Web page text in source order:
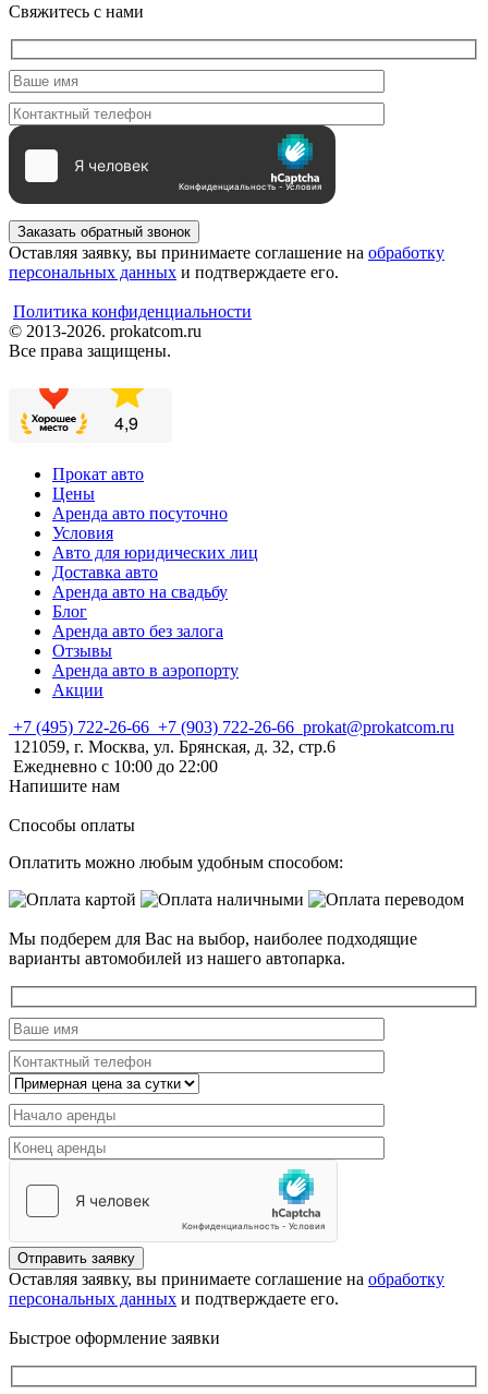
Свяжитесь с нами
Заказать обратный звонок
Оставляя заявку, вы принимаете соглашение на обработку
персональных данных и подтверждаете его.
Политика конфиденциальности
© 2013-2026. prokatcom.ru
Все права защищены.
Прокат авто
Цены
Аренда авто посуточно
Условия
Авто для юридических лиц
Доставка авто
Аренда авто на свадьбу
Блог
Аренда авто без залога
Отзывы
Аренда авто в аэропорту
Акции
+7 (495) 722-26-66 +7 (903) 722-26-66 prokat@prokatcom.ru
121059, г. Москва, ул. Брянская, д. 32, стр.6
Ежедневно с 10:00 до 22:00
Напишите нам
Способы оплаты
Оплатить можно любым удобным способом:
Мы подберем для Вас на выбор, наиболее подходящие
варианты автомобилей из нашего автопарка.
Отправить заявку
Оставляя заявку, вы принимаете соглашение на обработку
персональных данных и подтверждаете его.
Быстрое оформление заявки